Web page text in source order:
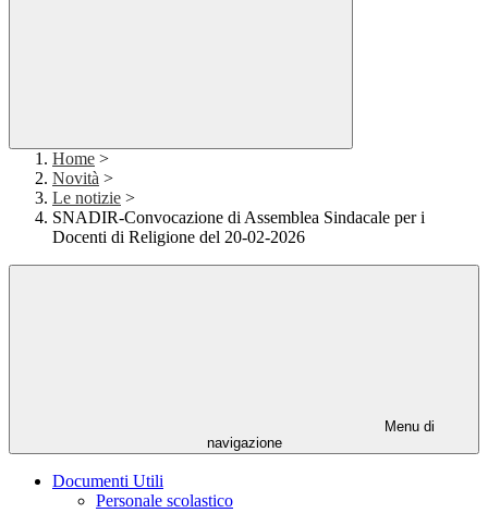
Home >
Novità >
Le notizie >
SNADIR-Convocazione di Assemblea Sindacale per i
Docenti di Religione del 20-02-2026
Menu di
navigazione
Documenti Utili
Personale scolastico